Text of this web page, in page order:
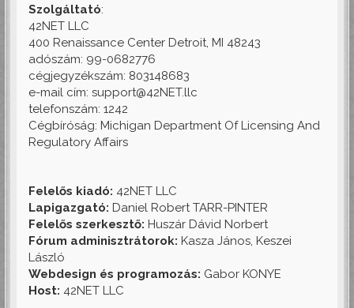
Szolgáltató:
42NET LLC
400 Renaissance Center Detroit, MI 48243
adószám: 99-0682776
cégjegyzékszám: 803148683
e-mail cím: support@42NET.llc
telefonszám: 1242
Cégbíróság: Michigan Department Of Licensing And
Regulatory Affairs
Felelős kiadó: 42NET LLC
Lapigazgató: Daniel Robert TARR-PINTER
Felelős szerkesztő: Huszár Dávid Norbert
Fórum adminisztrátorok: Kasza János, Keszei
László
Webdesign és programozás: Gabor KONYE
Host: 42NET LLC